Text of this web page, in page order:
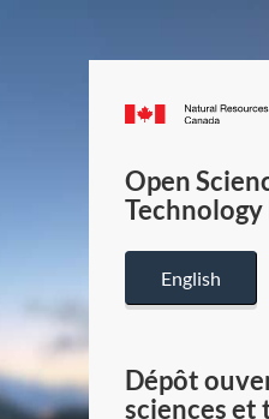
Open
English
Dépôt
sciences et